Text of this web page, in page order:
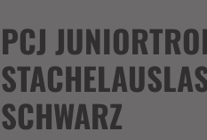
PCJ
SCHWARZ